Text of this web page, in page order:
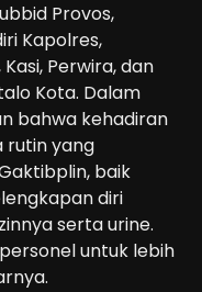
Provos,
Kapolres,
Perwira, dan
Kota. Dalam
bahwa kehadiran
rutin yang
baik
diri
serta urine.
untuk lebih